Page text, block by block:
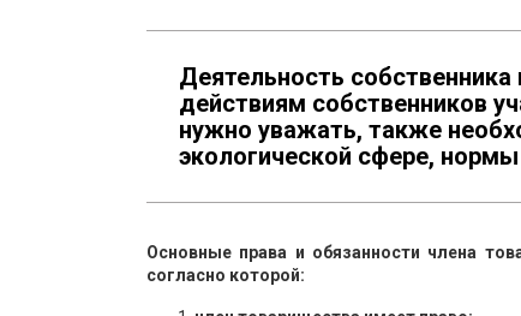
Деятельность
действиям собственников
нужно уважать, также
экологической сфере, нормы
Основные права и обязанности члена
согласно которой: